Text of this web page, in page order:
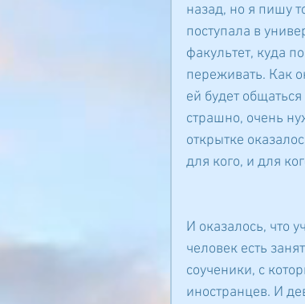
назад, но я пишу
поступала в
факультет, куда
переживать. Как
ей будет
страшно, очень
открытке
для кого, и для
И оказалось, что
человек есть
соученики, с
иностранцев. И